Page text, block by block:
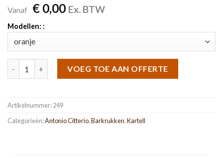
Vanaf €0,00 Ex. BTW
Modellen: :
VOEG TOE AAN OFFERTE
Artikelnummer:249
Categorieën:Antonio Citterio,Barkrukken,Kartell